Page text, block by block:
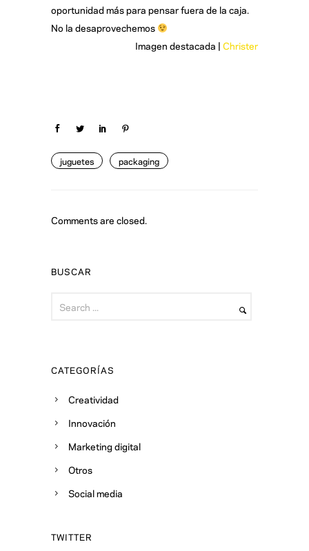
oportunidad más para pensar fuera de la caja.
No la desaprovechemos
Imagen destacada | Christer
juguetes packaging
Comments are closed.
BUSCAR
CATEGORÍAS
Creatividad
Innovación
Marketing digital
Otros
Social media
TWITTER